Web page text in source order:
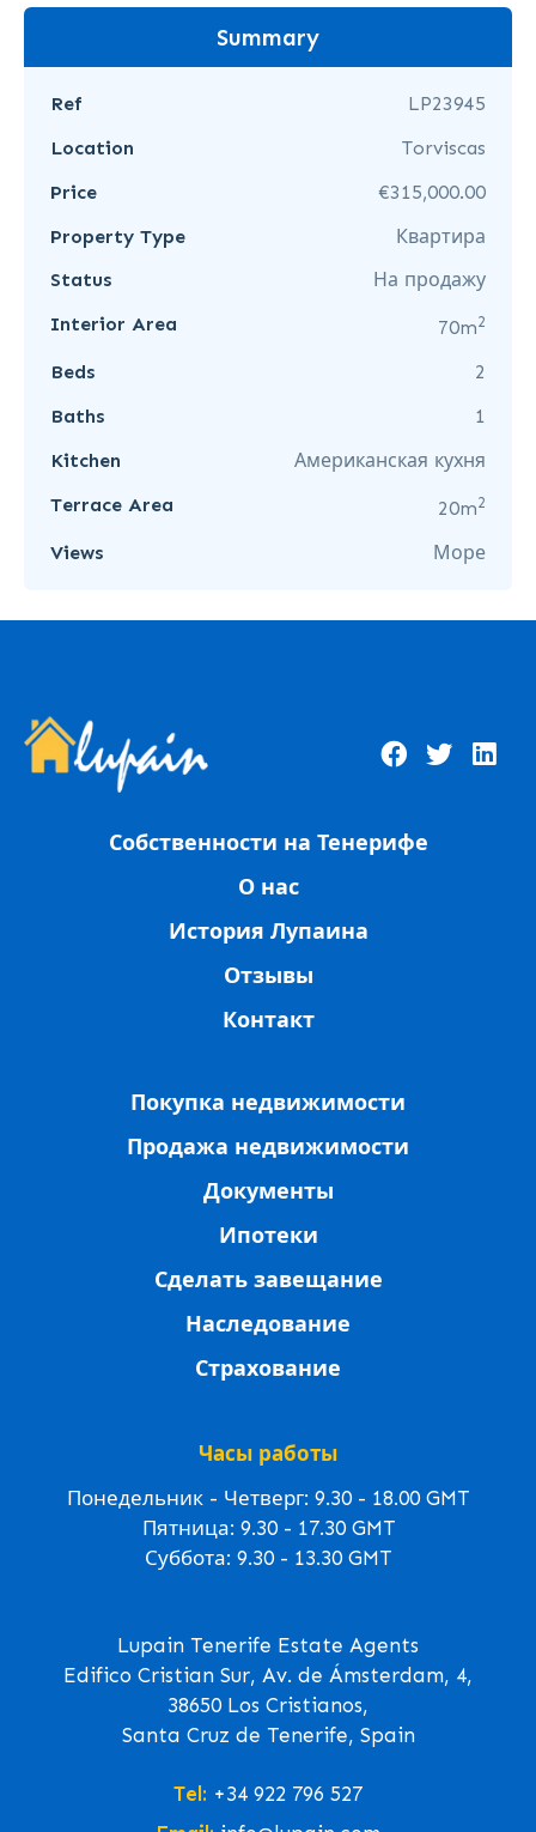
Summary
Ref
LP23945
Location
Torviscas
Price
€315,000.00
Property Type
Квартира
Status
На продажу
Interior Area
70m2
Beds
2
Baths
1
Kitchen
Американская кухня
Terrace Area
20m2
Views Море
Собственности на Тенерифе
О нас
История Лупаина
Отзывы
Контакт
Покупка недвижимости
Продажа недвижимости
Документы
Ипотеки
Сделать завещание
Наследование
Страхование
Часы работы
Понедельник - Четверг: 9.30 - 18.00 GMT
Пятница: 9.30 - 17.30 GMT
Суббота: 9.30 - 13.30 GMT
Lupain Tenerife Estate Agents
Edifico Cristian Sur, Av. de Ámsterdam, 4,
38650 Los Cristianos,
Santa Cruz de Tenerife, Spain
Tel: +34 922 796 527